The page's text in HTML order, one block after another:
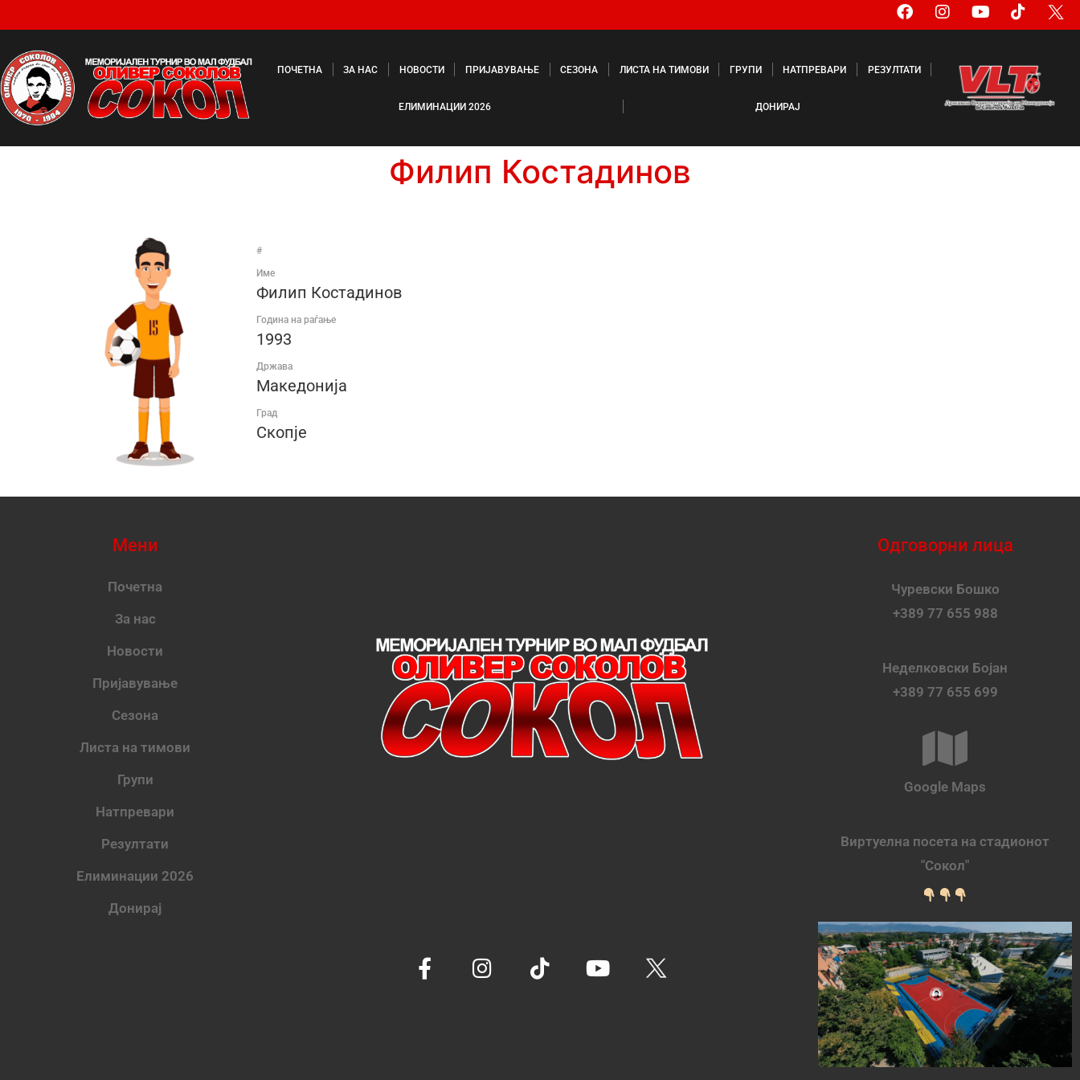
ПОЧЕТНА ЗА НАС НОВОСТИ ПРИЈАВУВАЊЕ СЕЗОНА ЛИСТА НА ТИМОВИ ГРУПИ НАТПРЕВАРИ РЕЗУЛТАТИ
ЕЛИМИНАЦИИ 2026 ДОНИРАЈ
Филип Костадинов
#
Име
Филип Костадинов
Година на раѓање
1993
Држава
Македонија
Град
Скопје
Мени
Почетна
За нас
Новости
Пријавување
Сезона
Листа на тимови
Групи
Натпревари
Резултати
Елиминации 2026
Донирај
Одговорни лица
Чуревски Бошко
+389 77 655 988
Неделковски Бојан
+389 77 655 699
Google Maps
Виртуелна посета на стадионот
"Сокол"